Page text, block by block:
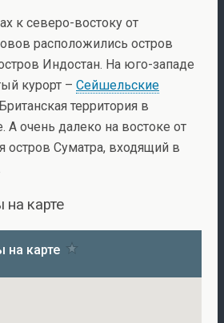
к северо-востоку от
расположились остров
Индостан. На юго-западе
курорт – Сейшельские
территория в
А очень далеко на востоке от
остров Суматра, входящий в
карте